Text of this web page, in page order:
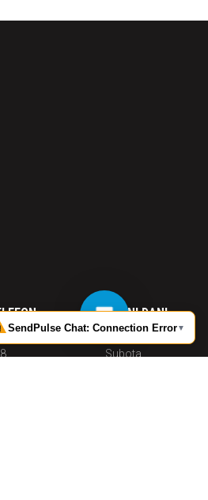
(0) 35 644
RADNI DANI
Subota